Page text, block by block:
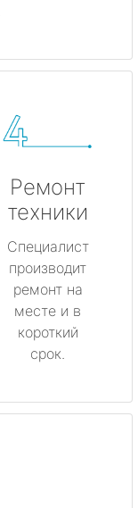
Ремонт
техники
Специалист
производит
ремонт на
месте и в
короткий
срок.